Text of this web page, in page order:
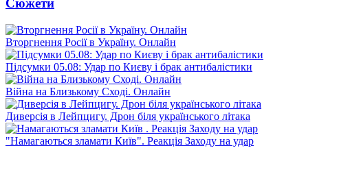
Сюжети
Вторгнення Росії в Україну. Онлайн
Підсумки 05.08: Удар по Києву і брак антибалістики
Війна на Близькому Сході. Онлайн
Диверсія в Лейпцигу. Дрон біля українського літака
"Намагаються зламати Київ". Реакція Заходу на удар